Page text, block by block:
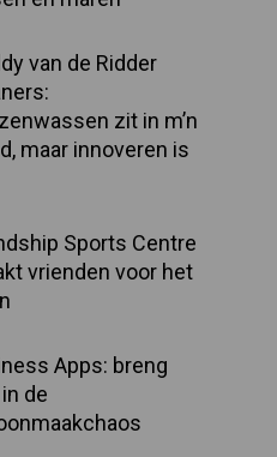
van de Ridder
zit in m’n
maar innoveren is
Sports Centre
vrienden voor het
Apps: breng
de